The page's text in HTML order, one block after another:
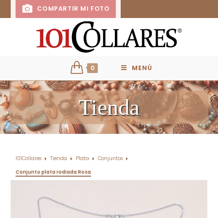
COMPARTIR MI FOTO
0 MENÚ
Tienda
101Collares Tienda Plata
Conjuntos
Conjunto plata rodiada Rosa